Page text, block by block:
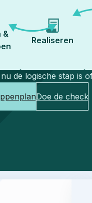
&
Realiseren
de logische stap is
Doe de check